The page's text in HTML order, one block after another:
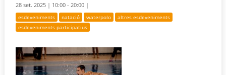
28 set. 2025 | 10:00 - 20:00 |
esdeveniments natació waterpolo
altres esdeveniments
esdeveniments participatius